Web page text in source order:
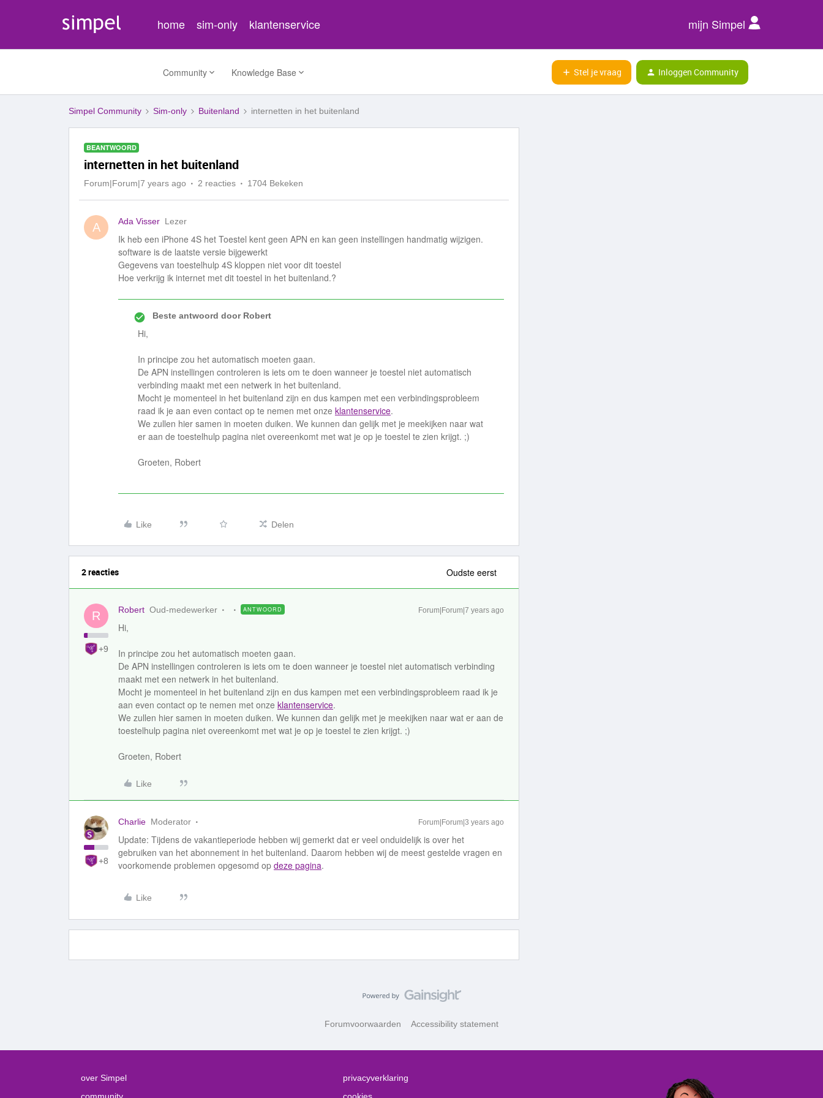
home sim-only klantenservice mijn Simpel
Community Knowledge Base Stel je vraag Inloggen Community
Simpel Community Sim-only Buitenland internetten in het buitenland
BEANTWOORD
internetten in het buitenland
Forum|Forum|7 years ago 2 reacties 1704 Bekeken
A Ada Visser Lezer
Ik heb een iPhone 4S het Toestel kent geen APN en kan geen instellingen handmatig wijzigen.
software is de laatste versie bijgewerkt
Gegevens van toestelhulp 4S kloppen niet voor dit toestel
Hoe verkrijg ik internet met dit toestel in het buitenland.?
Beste antwoord doorRobert
Hi,
In principe zou het automatisch moeten gaan.
De APN instellingen controleren is iets om te doen wanneer je toestel niet automatisch
verbinding maakt met een netwerk in het buitenland.
Mocht je momenteel in het buitenland zijn en dus kampen met een verbindingsprobleem
raad ik je aan even contact op te nemen met onze klantenservice.
We zullen hier samen in moeten duiken. We kunnen dan gelijk met je meekijken naar wat
er aan de toestelhulp pagina niet overeenkomt met wat je op je toestel te zien krijgt. ;)
Groeten, Robert
Like Delen
2 reacties Oudste eerst
R
+9
Robert Oud-medewerker ANTWOORD Forum|Forum|7 years ago
Hi,
In principe zou het automatisch moeten gaan.
De APN instellingen controleren is iets om te doen wanneer je toestel niet automatisch verbinding
maakt met een netwerk in het buitenland.
Mocht je momenteel in het buitenland zijn en dus kampen met een verbindingsprobleem raad ik je
aan even contact op te nemen met onze klantenservice.
We zullen hier samen in moeten duiken. We kunnen dan gelijk met je meekijken naar wat er aan de
toestelhulp pagina niet overeenkomt met wat je op je toestel te zien krijgt. ;)
Groeten, Robert
Like
+8
Charlie Moderator Forum|Forum|3 years ago
Update: Tijdens de vakantieperiode hebben wij gemerkt dat er veel onduidelijk is over het
gebruiken van het abonnement in het buitenland. Daarom hebben wij de meest gestelde vragen en
voorkomende problemen opgesomd op deze pagina.
Like
Forumvoorwaarden Accessibility statement
over Simpel
privacyverklaring